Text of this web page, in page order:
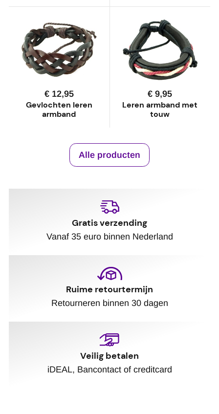
Gevlochten leren
armband
€ 12,95
Leren armband met
touw
€ 9,95
Alle producten
Gratis verzending
Vanaf 35 euro binnen Nederland
Ruime retourtermijn
Retourneren binnen 30 dagen
Veilig betalen
iDEAL, Bancontact of creditcard